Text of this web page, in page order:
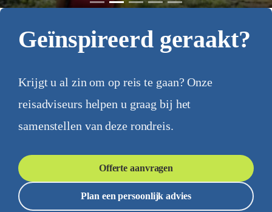
Geïnspireerd geraakt?
Krijgt u al zin om op reis te gaan? Onze
reisadviseurs helpen u graag bij het
samenstellen van deze rondreis.
Offerte aanvragen
Plan een persoonlijk advies